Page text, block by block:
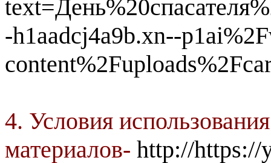
-h1aadcj4a9b.xn--
4. Условия использования
материалов- http://https://